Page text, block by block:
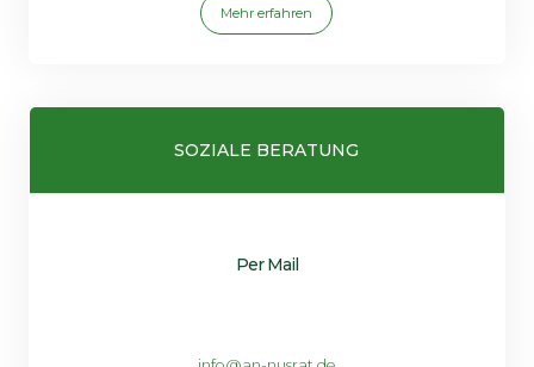
Mehr erfahren
SOZIALE BERATUNG
Per Mail